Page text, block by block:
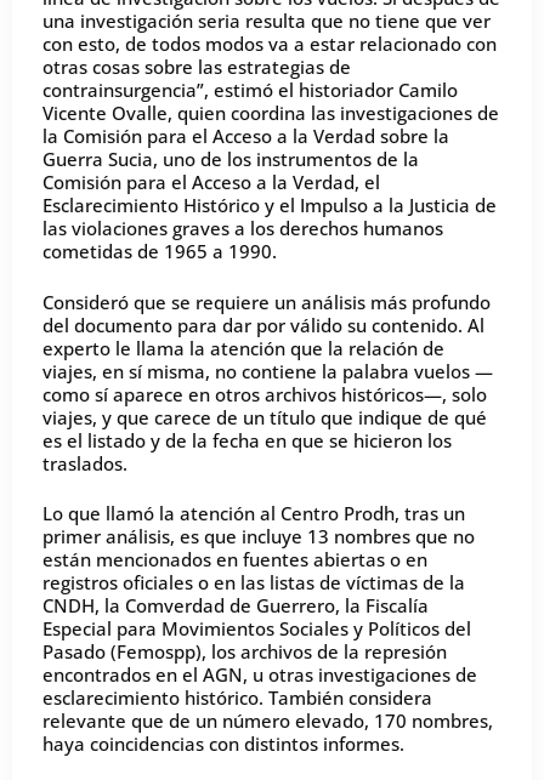
una investigación seria resulta que no tiene que ver
con esto, de todos modos va a estar relacionado con
otras cosas sobre las estrategias de
contrainsurgencia”, estimó el historiador Camilo
Vicente Ovalle, quien coordina las investigaciones de
la Comisión para el Acceso a la Verdad sobre la
Guerra Sucia, uno de los instrumentos de la
Comisión para el Acceso a la Verdad, el
Esclarecimiento Histórico y el Impulso a la Justicia de
las violaciones graves a los derechos humanos
cometidas de 1965 a 1990.
Consideró que se requiere un análisis más profundo
del documento para dar por válido su contenido. Al
experto le llama la atención que la relación de
viajes, en sí misma, no contiene la palabra vuelos —
como sí aparece en otros archivos históricos—, solo
viajes, y que carece de un título que indique de qué
es el listado y de la fecha en que se hicieron los
traslados.
Lo que llamó la atención al Centro Prodh, tras un
primer análisis, es que incluye 13 nombres que no
están mencionados en fuentes abiertas o en
registros oficiales o en las listas de víctimas de la
CNDH, la Comverdad de Guerrero, la Fiscalía
Especial para Movimientos Sociales y Políticos del
Pasado (Femospp), los archivos de la represión
encontrados en el AGN, u otras investigaciones de
esclarecimiento histórico. También considera
relevante que de un número elevado, 170 nombres,
haya coincidencias con distintos informes.